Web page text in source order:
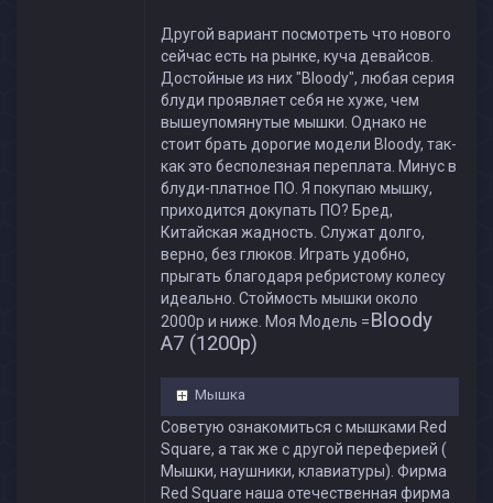
Другой вариант посмотреть что нового
сейчас есть на рынке, куча девайсов.
Достойные из них "Bloody", любая серия
блуди проявляет себя не хуже, чем
вышеупомянутые мышки. Однако не
стоит брать дорогие модели Bloody, так-
как это бесполезная переплата. Минус в
блуди-платное ПО. Я покупаю мышку,
приходится докупать ПО? Бред,
Китайская жадность. Служат долго,
верно, без глюков. Играть удобно,
прыгать благодаря ребристому колесу
идеально. Стоймость мышки около
2000р и ниже. Моя Модель =Bloody
A7 (1200p)
Мышка
Советую ознакомиться с мышками Red
Square, а так же с другой переферией (
Мышки, наушники, клавиатуры). Фирма
Red Square наша отечественная фирма